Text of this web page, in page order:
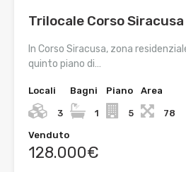
Trilocale Corso Siracusa
In Corso Siracusa, zona
quinto piano di…
Locali
3
Bagni
1
Piano
5
Area
78
Venduto
128.000€